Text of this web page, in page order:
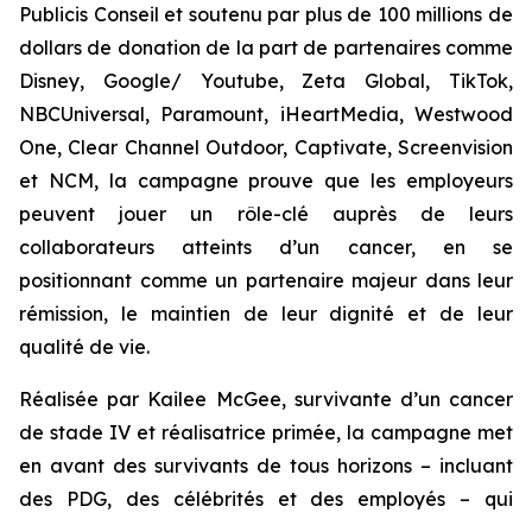
Publicis Conseil et soutenu par plus de 100 millions de
dollars de donation de la part de partenaires comme
Disney, Google/ Youtube, Zeta Global, TikTok,
NBCUniversal, Paramount, iHeartMedia, Westwood
One, Clear Channel Outdoor, Captivate, Screenvision
et NCM, la campagne prouve que les employeurs
peuvent jouer un rôle-clé auprès de leurs
collaborateurs atteints d’un cancer, en se
positionnant comme un partenaire majeur dans leur
rémission, le maintien de leur dignité et de leur
qualité de vie.
Réalisée par Kailee McGee, survivante d’un cancer
de stade IV et réalisatrice primée, la campagne met
en avant des survivants de tous horizons – incluant
des PDG, des célébrités et des employés – qui